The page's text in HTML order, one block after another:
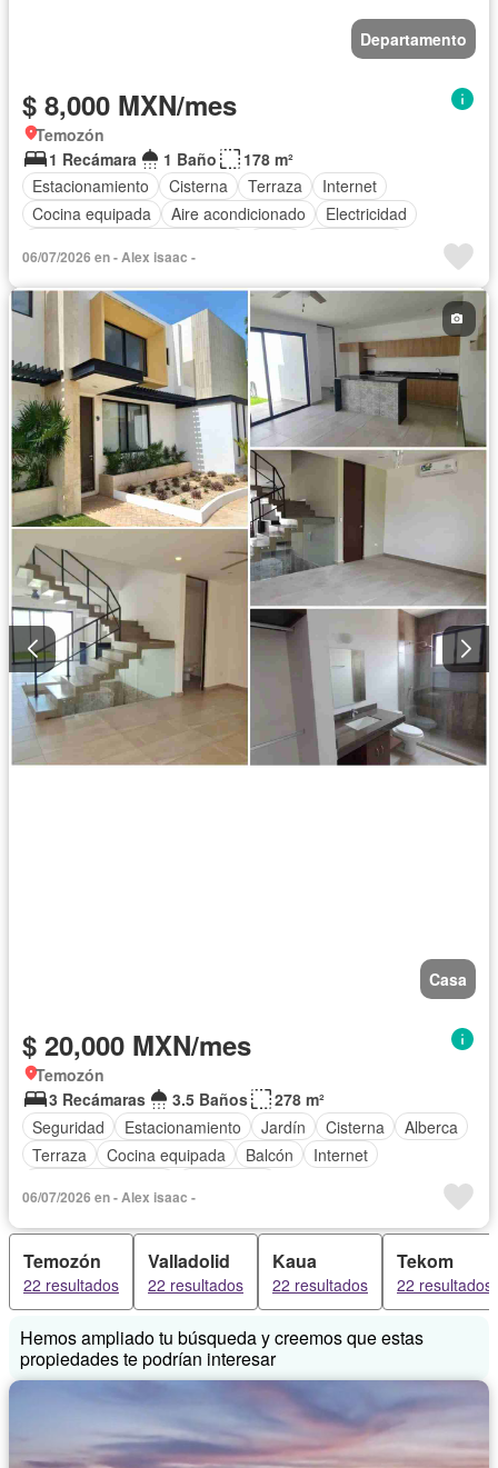
Departamento
$ 8,000 MXN/mes
Temozón
1 Recámara
1 Baño
178 m²
Estacionamiento
Cisterna Terraza
Internet
Cocina equipada
Aire acondicionado
Electricidad
Gas natural
Televisión por cable
Permite mascotas
Permite niños
Solo familias
Completamente amueblado
06/07/2026 en - Alex isaac -
Casa
$ 20,000 MXN/mes
Temozón
3 Recámaras
3.5 Baños
278 m²
Seguridad
Estacionamiento Jardín Cisterna
Alberca
Terraza
Cocina equipada Balcón
Internet
Circuito cerrado de televisión
Cuarto de Limpieza
Agua
Calefacción
Televisión por cable
Gas natural
Zonas verdes
Recámara con closet
Vista panorámica
Permite mascotas
Permite niños
Solo familias
Parcialmente amueblado
06/07/2026 en - Alex isaac -
Temozón
22 resultados
Valladolid
22 resultados
Kaua
22 resultados
Tekom
22 resultados
Hemos ampliado tu búsqueda y creemos que estas
propiedades te podrían interesar